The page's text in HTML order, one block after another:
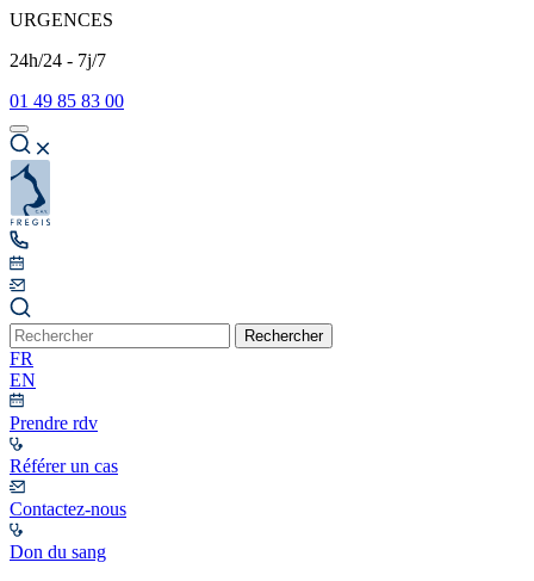
URGENCES
24h/24 - 7j/7
01 49 85 83 00
Rechercher
FR
EN
Prendre rdv
Référer un cas
Contactez-nous
Don du sang